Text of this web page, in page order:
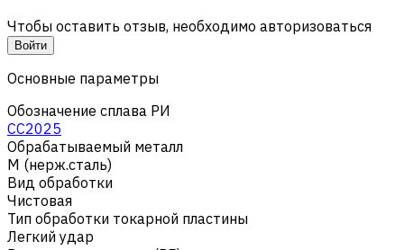
Чтобы оставить отзыв, необходимо авторизоваться
Войти
Основные параметры
Обозначение сплава РИ
CC2025
Обрабатываемый металл
M (нерж.сталь)
Вид обработки
Чистовая
Тип обработки токарной пластины
Легкий удар